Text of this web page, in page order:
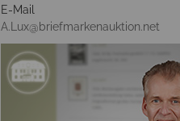
E-Mail
A.Lux@briefmarkenauktion.net